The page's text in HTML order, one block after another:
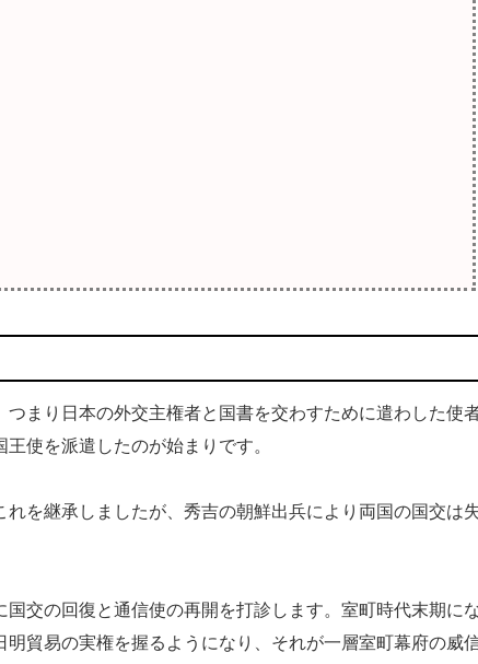
まり日本の外交主権者と国書を交わすために遣わした使
使を派遣したのが始まりです。
を継承しましたが、秀吉の朝鮮出兵により両国の国交は
交の回復と通信使の再開を打診します。室町時代末期に
貿易の実権を握るようになり、それが一層室町幕府の威